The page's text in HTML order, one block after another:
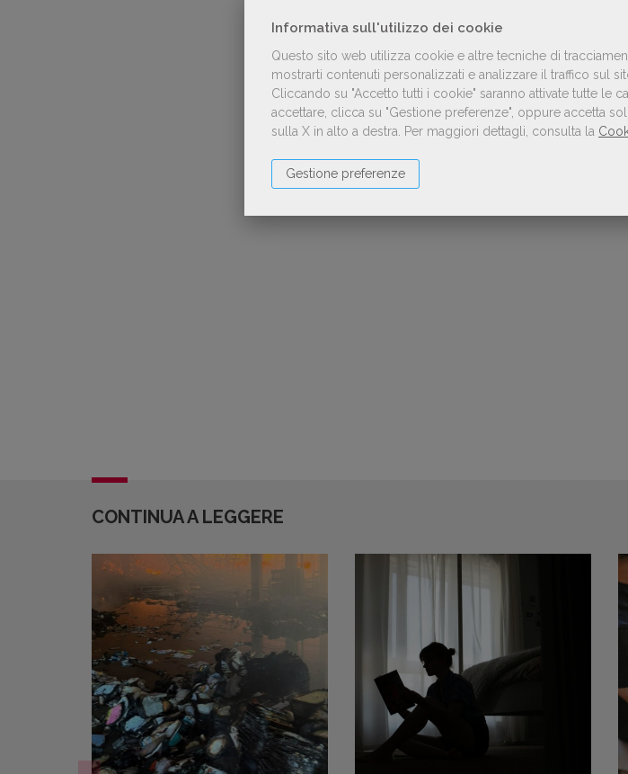
Informativa sull'utilizzo dei cookie
Questo sito web utilizza cookie e altre tecniche di
mostrarti contenuti personalizzati e analizzare il traffico sul
Cliccando su "Accetto tutti i cookie" saranno attivate tutte le
accettare, clicca su "Gestione preferenze", oppure accetta
sulla X in alto a destra. Per maggiori dettagli, consulta la
Gestione preferenze
CONTINUA A LEGGERE